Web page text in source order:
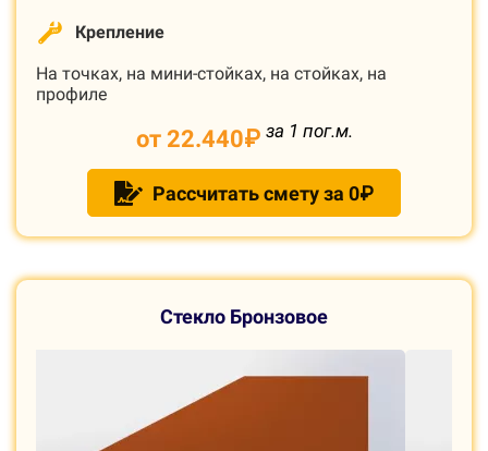
Крепление
На точках, на мини-стойках, на стойках, на
профиле
от 22.440₽ за 1 пог.м.
Рассчитать смету за 0₽
Стекло Бронзовое